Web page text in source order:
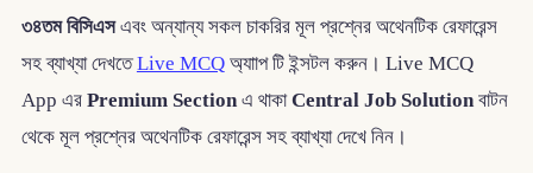
৩৪তম বিসিএসএবং অন্যান্য সকল চাকরির মূল প্রশ্নের অথেনটিক রেফারেন্স
সহ ব্যাখ্যা দেখতেLive MCQঅ্যাাপ টি ইন্সটল করুন। Live MCQ
App এর Premium Sectionএ থাকাCentral Job Solutionবাটন
থেকে মূল প্রশ্নের অথেনটিক রেফারেন্স সহ ব্যাখ্যা দেখে নিন।